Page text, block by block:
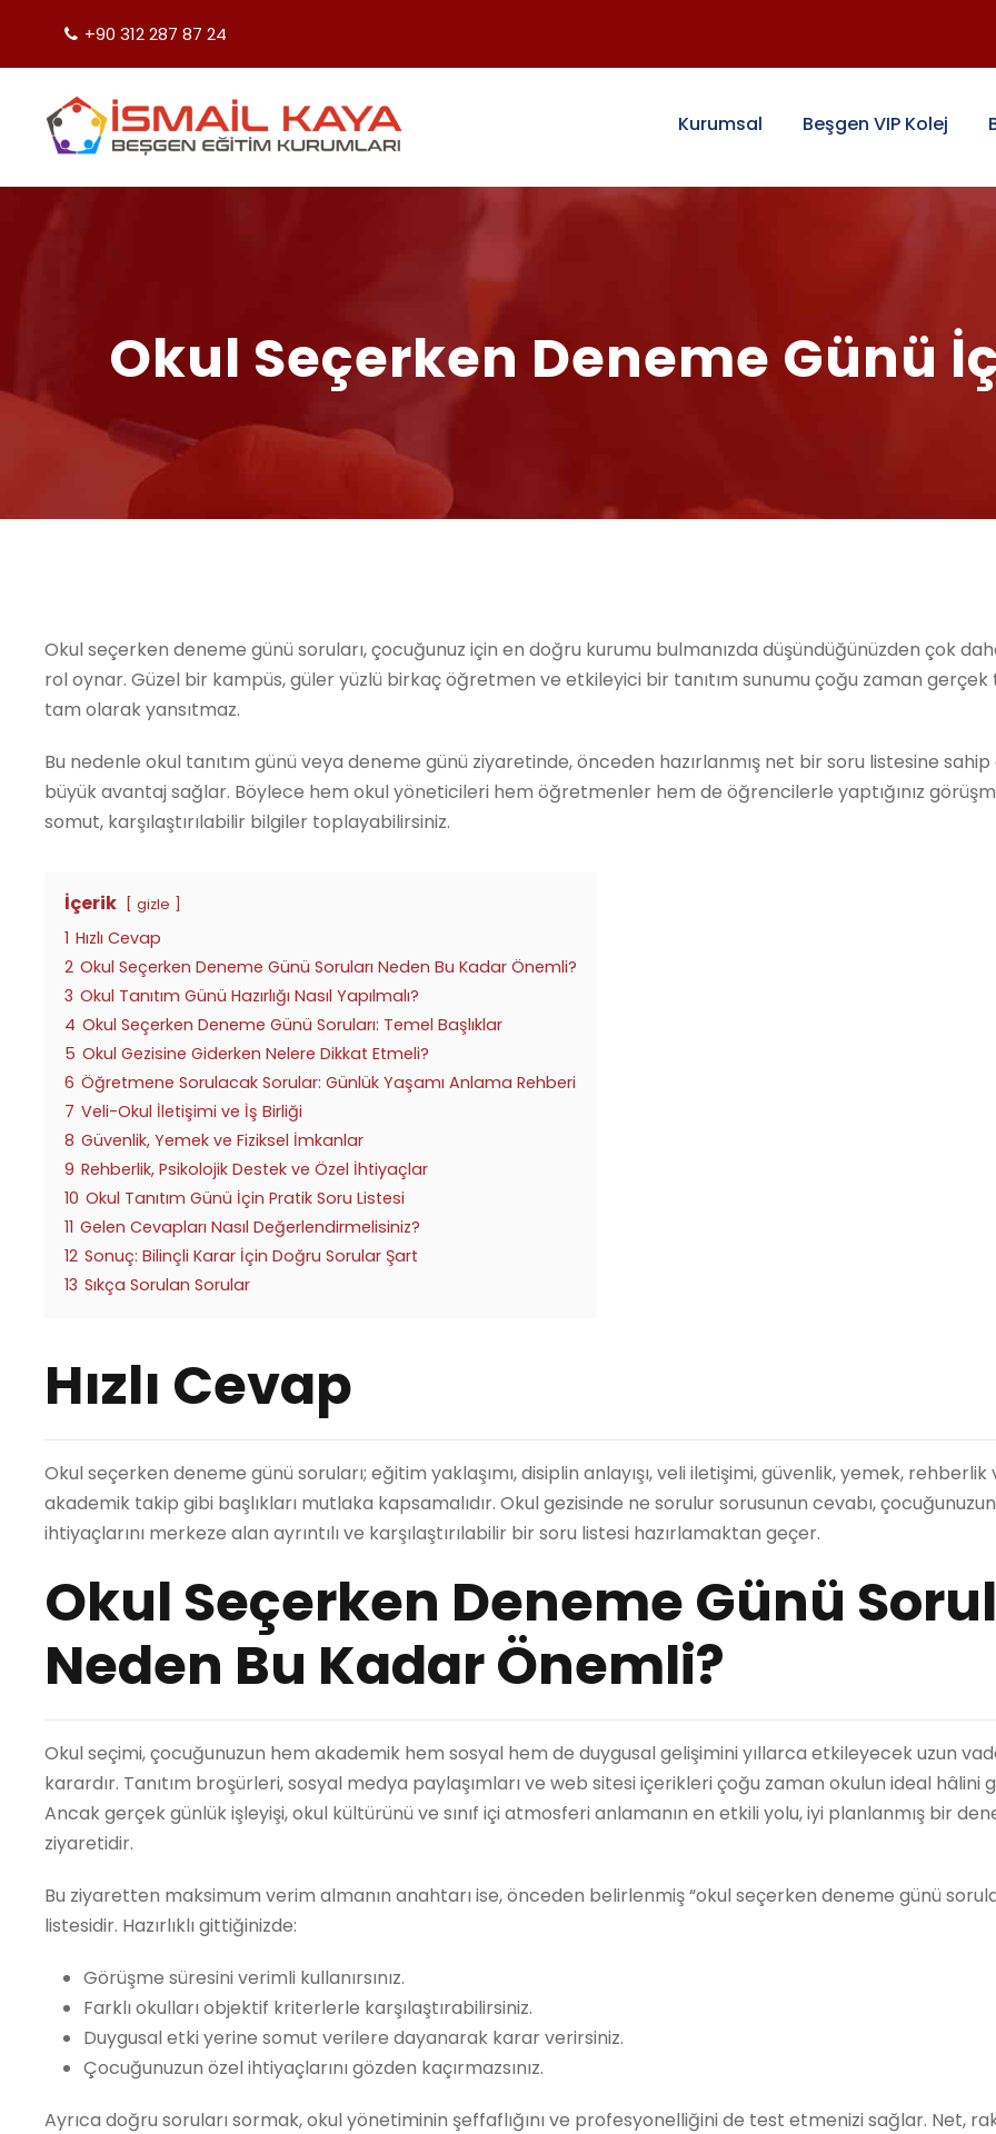
+90 312 287 87 24
Kurumsal Beşgen VIP Kolej
Okul Seçerken Deneme Günü
Okul seçerken deneme günü soruları, çocuğunuz için en doğru kurumu bulmanızda düşündüğünüzden çok
rol oynar. Güzel bir kampüs, güler yüzlü birkaç öğretmen ve etkileyici bir tanıtım sunumu çoğu zaman
tam olarak yansıtmaz.
Bu nedenle okul tanıtım günü veya deneme günü ziyaretinde, önceden hazırlanmış net bir soru listesine
büyük avantaj sağlar. Böylece hem okul yöneticileri hem öğretmenler hem de öğrencilerle yaptığınız
somut, karşılaştırılabilir bilgiler toplayabilirsiniz.
İçerik gizle
1 Hızlı Cevap
2 Okul Seçerken Deneme Günü Soruları Neden Bu Kadar Önemli?
3 Okul Tanıtım Günü Hazırlığı Nasıl Yapılmalı?
4 Okul Seçerken Deneme Günü Soruları: Temel Başlıklar
5 Okul Gezisine Giderken Nelere Dikkat Etmeli?
6 Öğretmene Sorulacak Sorular: Günlük Yaşamı Anlama Rehberi
7 Veli-Okul İletişimi ve İş Birliği
8 Güvenlik, Yemek ve Fiziksel İmkanlar
9 Rehberlik, Psikolojik Destek ve Özel İhtiyaçlar
10 Okul Tanıtım Günü İçin Pratik Soru Listesi
11 Gelen Cevapları Nasıl Değerlendirmelisiniz?
12 Sonuç: Bilinçli Karar İçin Doğru Sorular Şart
13 Sıkça Sorulan Sorular
Hızlı Cevap
Okul seçerken deneme günü soruları; eğitim yaklaşımı, disiplin anlayışı, veli iletişimi, güvenlik, yemek, rehberlik
akademik takip gibi başlıkları mutlaka kapsamalıdır. Okul gezisinde ne sorulur sorusunun cevabı, çocuğunuzun
ihtiyaçlarını merkeze alan ayrıntılı ve karşılaştırılabilir bir soru listesi hazırlamaktan geçer.
Okul Seçerken Deneme Günü
Neden Bu Kadar Önemli?
Okul seçimi, çocuğunuzun hem akademik hem sosyal hem de duygusal gelişimini yıllarca etkileyecek uzun
karardır. Tanıtım broşürleri, sosyal medya paylaşımları ve web sitesi içerikleri çoğu zaman okulun ideal hâlini
Ancak gerçek günlük işleyişi, okul kültürünü ve sınıf içi atmosferi anlamanın en etkili yolu, iyi planlanmış bir
ziyaretidir.
Bu ziyaretten maksimum verim almanın anahtarı ise, önceden belirlenmiş “okul seçerken deneme günü
listesidir. Hazırlıklı gittiğinizde:
Görüşme süresini verimli kullanırsınız.
Farklı okulları objektif kriterlerle karşılaştırabilirsiniz.
Duygusal etki yerine somut verilere dayanarak karar verirsiniz.
Çocuğunuzun özel ihtiyaçlarını gözden kaçırmazsınız.
Ayrıca doğru soruları sormak, okul yönetiminin şeffaflığını ve profesyonelliğini de test etmenizi sağlar. Net,